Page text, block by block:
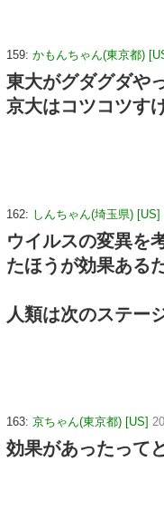
159: かもんちゃん(東京都)
東大がグダグダや
京大はコツコツす
162: しんちゃん(埼玉県) [US]
ウイルスの変異を
たほうが効果ある
人類は次のステー
163: 京ちゃん(東京都) [US]
効果があったって